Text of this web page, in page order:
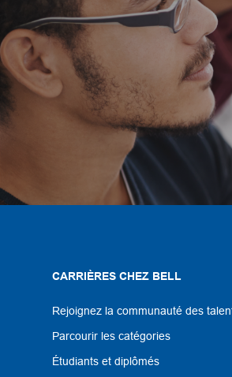
CARRIÈRES CHEZ BELL
Rejoignez la communauté des
Parcourir les catégories
Étudiants et diplômés